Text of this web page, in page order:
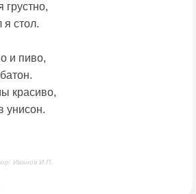
грустно,
стол.
и пиво,
красиво,
унисон.
Иванов И.П.